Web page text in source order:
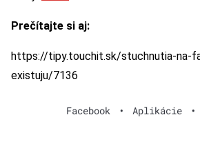
Prečítajte si aj:
https://tipy.touchit.sk/stuchnutia-na-
existuju/7136
Facebook • Aplikácie •